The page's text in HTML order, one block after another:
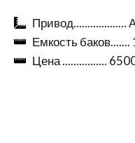
Привод...................
Емкость баков.......
Цена ................